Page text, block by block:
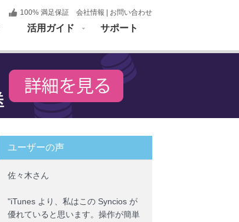
100% 満足保証 会社情報 お問い合わせ
活用ガイド サポート
ユーザーの声
佐々木さん
"iTunes より、私はこの Syncios が
優れていると思います。操作が簡単